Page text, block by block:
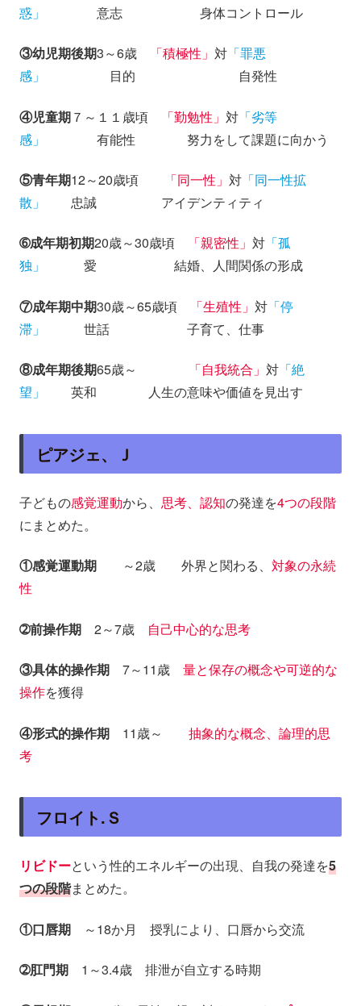
惑」
意志 身体コントロール
③幼児期後期3～6歳 「積極性」 対 「罪悪
感」
目的 自発性
④児童期７～１１歳頃 「勤勉性」 対 「劣等
感」
有能性 努力をして課題に向かう
⑤青年期12～20歳頃 「同一性」 対 「同一性拡
散」
忠誠 アイデンティティ
➅成年期初期20歳～30歳頃 「親密性」 対 「孤
独」
愛 結婚、人間関係の形成
⑦成年期中期30歳～65歳頃 「生殖性」 対 「停
滞」
世話 子育て、仕事
⑧成年期後期65歳～ 「自我統合」 対 「絶
望」
英和 人生の意味や価値を見出す
ピアジェ、Ｊ
子どもの感覚運動から、 思考、認知の発達を4つの段階
にまとめた。
①感覚運動期 ～2歳 外界と関わる、 対象の永続
性
➁前操作期 2～7歳 自己中心的な思考
③具体的操作期 7～11歳 量と保存の概念や可逆的な
操作を獲得
④形式的操作期 11歳～ 抽象的な概念、論理的思
考
フロイト.Ｓ
リビドーという性的エネルギーの出現、自我の発達を5
つの段階まとめた。
①口唇期 ～18か月 授乳により、口唇から交流
➁肛門期 1～3.4歳 排泄が自立する時期